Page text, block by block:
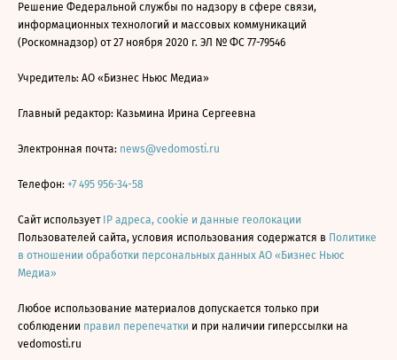
Решение Федеральной службы по надзору в сфере связи,
информационных технологий и массовых коммуникаций
(Роскомнадзор) от 27 ноября 2020 г. ЭЛ № ФС 77-79546
Учредитель: АО «Бизнес Ньюс Медиа»
Главный редактор: Казьмина Ирина Сергеевна
Электронная почта: news@vedomosti.ru
Телефон: +7 495 956-34-58
Сайт использует IP адреса, cookie и данные геолокации
Пользователей сайта, условия использования содержатся в Политике
в отношении обработки персональных данных АО «Бизнес Ньюс
Медиа»
Любое использование материалов допускается только при
соблюдении правил перепечатки и при наличии гиперссылки на
vedomosti.ru